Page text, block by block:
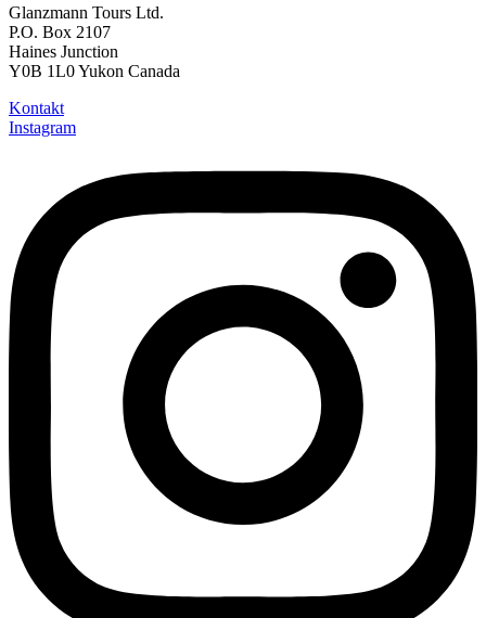
Glanzmann Tours Ltd.
P.O. Box 2107
Haines Junction
Y0B 1L0 Yukon Canada
Kontakt
Instagram